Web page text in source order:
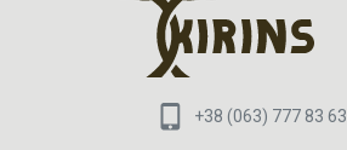
+38 (063) 777 83 63